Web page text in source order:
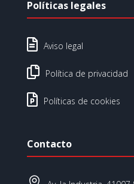
Políticas legales
 Aviso legal
 Política de privacidad
 Políticas de cookies
Contacto